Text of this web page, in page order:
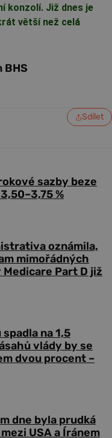
konzolí. Již dnes je
větší než celá
BHS
Sdílet
sazby beze
%
oznámila,
mimořádných
Part D již
na 1,5
vlády by se
dvou procent –
dne byla prudká
USA a Íránem